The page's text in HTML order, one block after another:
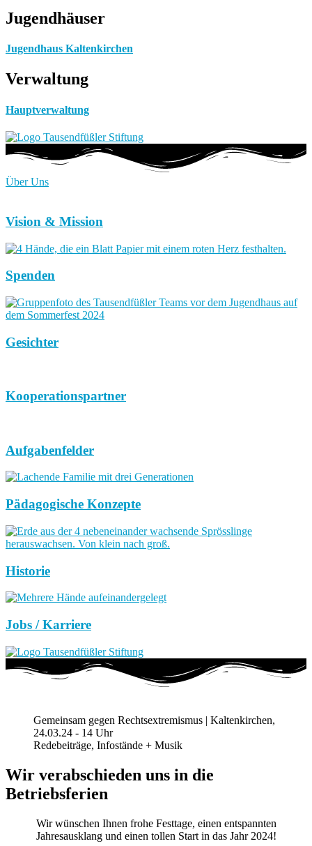
Jugendhäuser
Jugendhaus Kaltenkirchen
Verwaltung
Hauptverwaltung
Über Uns
Vision & Mission
Spenden
Gesichter
Kooperationspartner
Aufgabenfelder
Pädagogische Konzepte
Historie
Jobs / Karriere
Gemeinsam gegen Rechtsextremismus | Kaltenkirchen,
24.03.24 - 14 Uhr
Redebeiträge, Infostände + Musik
Wir verabschieden uns in die
Betriebsferien
Wir wünschen Ihnen frohe Festtage, einen entspannten
Jahresausklang und einen tollen Start in das Jahr 2024!